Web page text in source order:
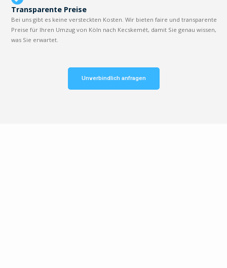
Transparente Preise
Bei uns gibt es keine versteckten Kosten. Wir bieten faire und transparente
Preise für Ihren Umzug von Köln nach Kecskemét, damit Sie genau wissen,
was Sie erwartet.
Unverbindlich anfragen